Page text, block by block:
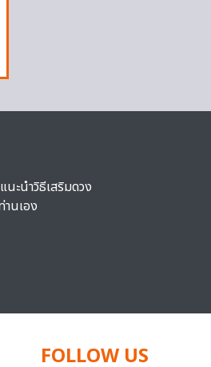
ะนำวิธีเสริมดวง
นเอง
FOLLOW US